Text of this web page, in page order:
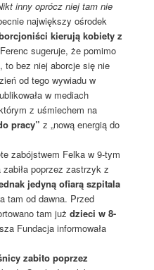
inny oprócz niej tam nie
największy ośrodek
kierują kobiety z
sugeruje, że pomimo
to bez niej aborcje się nie
od tego wywiadu w
w mediach
z uśmiechem na
pracy” z „nową energią do
zabójstwem Felka w 9-tym
poprzez zastrzyk z
jedyną ofiarą szpitala
tam od dawna. Przed
tam jużdzieci w 8-
Fundacja informowała
zabito poprzez